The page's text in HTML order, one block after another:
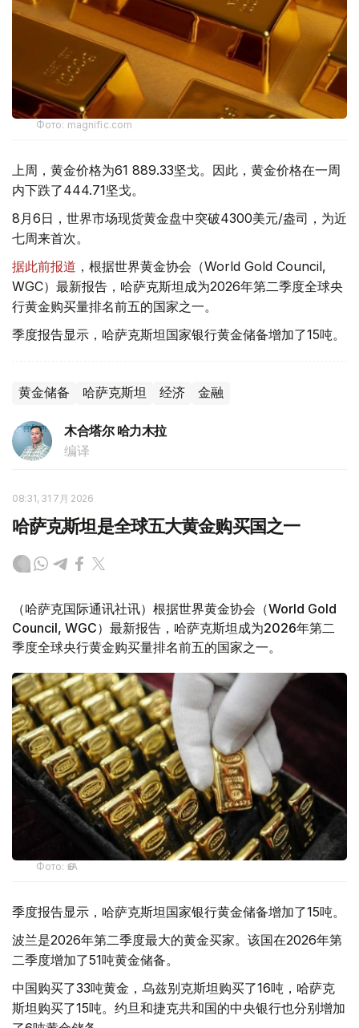
Фото: magnific.com
上周，黄金价格为61 889.33坚戈。因此，黄金价格在一周
内下跌了444.71坚戈。
8月6日，世界市场现货黄金盘中突破4300美元/盎司，为近
七周来首次。
据此前报道 ，根据世界黄金协会（World Gold Council,
WGC）最新报告，哈萨克斯坦成为2026年第二季度全球央
行黄金购买量排名前五的国家之一。
季度报告显示，哈萨克斯坦国家银行黄金储备增加了15吨。
黄金储备 哈萨克斯坦 经济 金融
木合塔尔 哈力木拉
编译
08:31, 31 7月 2026
哈萨克斯坦是全球五大黄金购买国之一
（哈萨克国际通讯社讯）根据世界黄金协会（World Gold
Council, WGC）最新报告，哈萨克斯坦成为2026年第二
季度全球央行黄金购买量排名前五的国家之一。
Фото: ӨзА
季度报告显示，哈萨克斯坦国家银行黄金储备增加了15吨。
波兰是2026年第二季度最大的黄金买家。该国在2026年第
二季度增加了51吨黄金储备。
中国购买了33吨黄金，乌兹别克斯坦购买了16吨，哈萨克
斯坦购买了15吨。约旦和捷克共和国的中央银行也分别增加